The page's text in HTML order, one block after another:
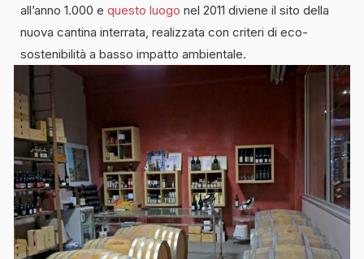
all’anno 1.000 e questo luogo nel 2011 diviene il sito della
nuova cantina interrata, realizzata con criteri di eco-
sostenibilità a basso impatto ambientale.